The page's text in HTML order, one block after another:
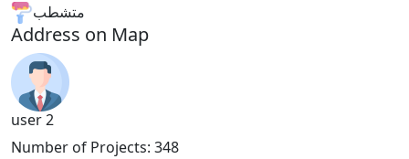
متشطب
Address on Map
user 2
Number of Projects: 348